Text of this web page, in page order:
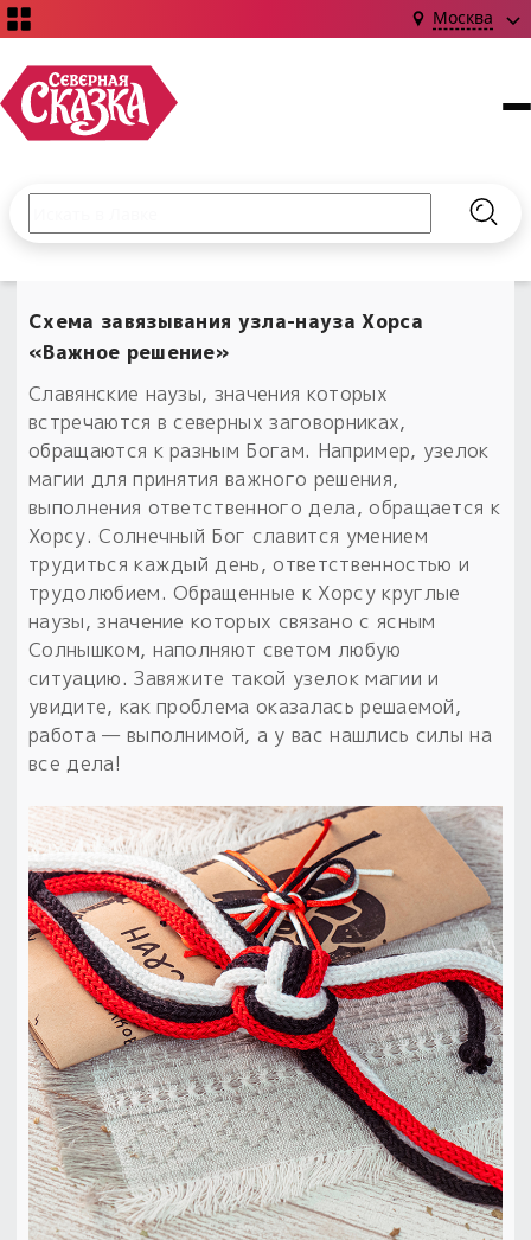
Москва
Книги
Издания о Славянской культуре и ведовстве
Коллекции
Наборы для курсов и книг
Обереги славян нательные
Обереги для дома и машины
Обрядовые предметы
Расходные материалы
Готовые заговоры и обряды
Сундучок
Сказки
Гадание
Магия
Библиография
Об авторе и издательстве
Наборы для книг
Электронные книги
С чего начать?
Материалы
Для алтаря
Расходные материалы
Гадание он-лайн
Приложение для гадания
30 вариантов раскладов по системе Рез Рода:
Новинки ›
Готовые заговоры
Для чего:
Предметы
Магические наборы
Для алтаря
Расходные материалы
С чего начать?
Новые книги
в лавке!
«Резы Рода. Нежиты» и «Резы
Рода.Духи-Хозяева» с колодами
толковники со значениями, раскладами,
толкованиями колод
Узнать
Пыльный сундучок
большое обновление
Товары со скидкой
Новинки
Введите текст и нажмите кнопку «Найти», чтобы
Схема завязывания узла-науза Хорса
«Важное решение»
Славянские наузы, значения которых
встречаются в северных заговорниках,
обращаются к разным Богам. Например, узелок
магии для принятия важного решения,
выполнения ответственного дела, обращается к
Хорсу. Солнечный Бог славится умением
трудиться каждый день, ответственностью и
трудолюбием. Обращенные к Хорсу круглые
наузы, значение которых связано с ясным
Солнышком, наполняют светом любую
ситуацию. Завяжите такой узелок магии и
увидите, как проблема оказалась решаемой,
работа — выполнимой, а у вас нашлись силы на
все дела!